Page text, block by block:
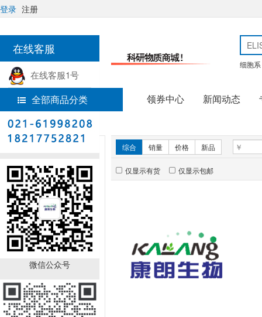
在线客服
在线客服1号
热线电话
微信公众号
登录 注册
细胞系
全部商品分类 领券中心 新闻动态
首页
技术服务
新品推荐
暂无推荐商品
销量排行
综合 销量 价格 新品
仅显示有货 仅显示包邮